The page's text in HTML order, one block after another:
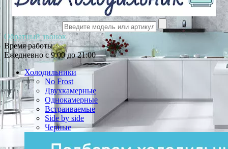
Обратный звонок
Время работы:
Ежедневно с 9:00 до 21:00
Холодильники
No Frost
Двухкамерные
Однокамерные
Встраиваемые
Side by side
Черные